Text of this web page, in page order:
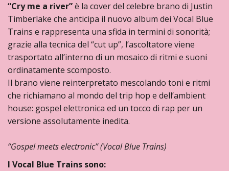
“Cry me a river”è la cover del celebre brano di Justin
Timberlake che anticipa il nuovo album dei Vocal Blue
Trains e rappresenta una sfida in termini di sonorità;
grazie alla tecnica del “cut up”, l’ascoltatore viene
trasportato all’interno di un mosaico di ritmi e suoni
ordinatamente scomposto.
Il brano viene reinterpretato mescolando toni e ritmi
che richiamano al mondo del trip hop e dell’ambient
house: gospel elettronica ed un tocco di rap per un
versione assolutamente inedita.
“Gospel meets electronic” (Vocal Blue Trains)
I Vocal Blue Trains sono: